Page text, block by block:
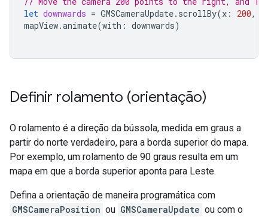
let downwards = GMSCameraUpdate. scrollBy(x : 200,
mapView.animate(with : downwards)
Definir rolamento (orientação)
O rolamento é a direção da bússola, medida em graus a
partir do norte verdadeiro, para a borda superior do mapa.
Por exemplo, um rolamento de 90 graus resulta em um
mapa em que a borda superior aponta para Leste.
Defina a orientação de maneira programática com
GMSCameraPosition ou GMSCameraUpdate ou com o